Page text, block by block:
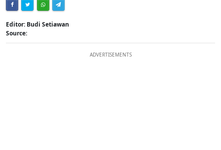
Editor: Budi Setiawan
Source:
ADVERTISEMENTS